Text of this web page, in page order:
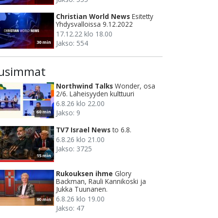
30 min
Christian World News Esitetty
Yhdysvalloissa 9.12.2022
17.12.22 klo 18.00
Jakso: 554
60 min
Northwind Talks Wonder, osa
2/6. Läheisyyden kulttuuri
6.8.26 klo 22.00
Jakso: 9
15 min
TV7 Israel News to 6.8.
6.8.26 klo 21.00
Jakso: 3725
90 min
Rukouksen ihme Glory
Backman, Rauli Kannikoski ja
Jukka Tuunanen.
6.8.26 klo 19.00
Jakso: 47